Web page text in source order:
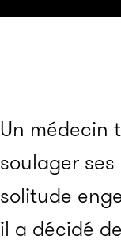
Un médecin
soulager
solitude
il a décidé